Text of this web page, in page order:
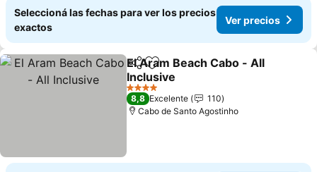
Seleccioná las fechas para ver los precios
exactos
Ver precios
CompartirAñadir a favoritos
El Aram Beach Cabo - All
Inclusive
4 Estrellas
8,8 Excelente
110
Cabo de Santo Agostinho